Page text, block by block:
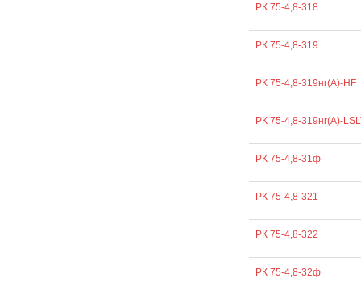
РК 75-4,8-318
РК 75-4,8-319
РК 75-4,8-319нг(А)-HF
РК 75-4,8-319нг(А)-
РК 75-4,8-31ф
РК 75-4,8-321
РК 75-4,8-322
РК 75-4,8-32ф